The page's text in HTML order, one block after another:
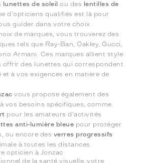
lunettes de soleil ou des lentilles de
d'opticiens qualifiés est là pour
guider dans votre choix.
de marques, vous trouverez des
tels que Ray-Ban, Oakley, Gucci,
Armani. Ces marques allient style
offrir des lunettes qui correspondent
à vos exigences en matière de
vous propose également des
vos besoins spécifiques, comme
pour les amateurs d'activités
anti-lumière bleue pour protéger
ou encore des verres progressifs
à toutes les distances.
opticien à Jonzac
de la santé visuelle, votre